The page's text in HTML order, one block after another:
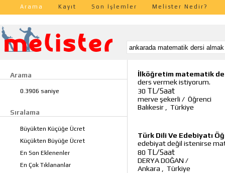
Arama Kayıt Son İşlemler Melister Nedir?
Arama
0.3906 saniye
Sıralama
Büyükten Küçüğe Ücret
Küçükten Büyüğe Ücret
En Son Eklenenler
En Çok Tıklananlar
İlköğretim matematik
ders vermek istiyorum.
30 TL/Saat
merve şekerli / Öğrenci
Balıkesir
Türkiye
Türk Dili Ve Edebiyatı
edebiyat değil istenirse
80 TL/Saat
DERYA DOĞAN /
Ankara
Türkiye